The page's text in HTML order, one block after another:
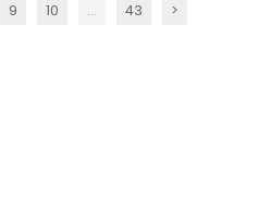
9 10 ... 43 >